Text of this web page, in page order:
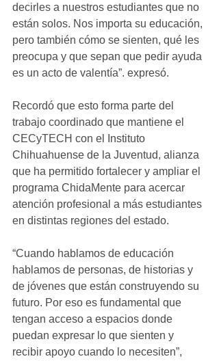
decirles a nuestros estudiantes que no
están solos. Nos importa su educación,
pero también cómo se sienten, qué les
preocupa y que sepan que pedir ayuda
es un acto de valentía”. expresó.
Recordó que esto forma parte del
trabajo coordinado que mantiene el
CECyTECH con el Instituto
Chihuahuense de la Juventud, alianza
que ha permitido fortalecer y ampliar el
programa ChidaMente para acercar
atención profesional a más estudiantes
en distintas regiones del estado.
“Cuando hablamos de educación
hablamos de personas, de historias y
de jóvenes que están construyendo su
futuro. Por eso es fundamental que
tengan acceso a espacios donde
puedan expresar lo que sienten y
recibir apoyo cuando lo necesiten”,